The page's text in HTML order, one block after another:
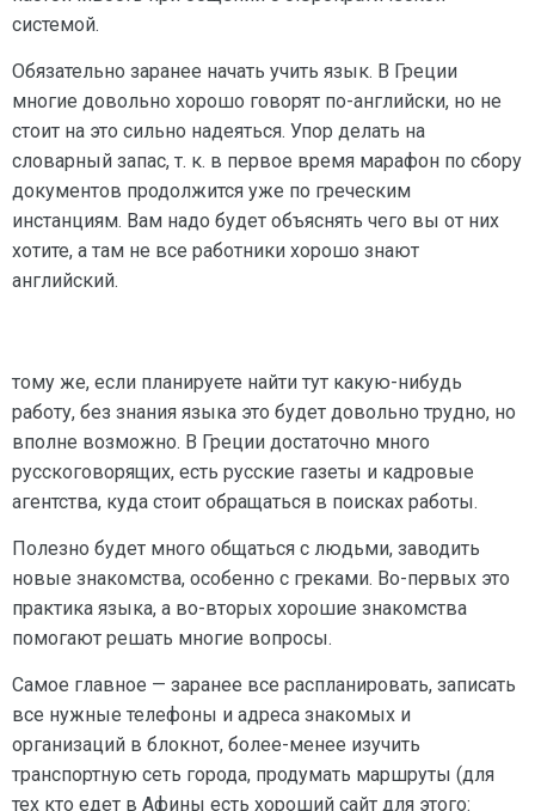
системой.
Обязательно заранее начать учить язык. В Греции
многие довольно хорошо говорят по-английски, но не
стоит на это сильно надеяться. Упор делать на
словарный запас, т. к. в первое время марафон по сбору
документов продолжится уже по греческим
инстанциям. Вам надо будет объяснять чего вы от них
хотите, а там не все работники хорошо знают
английский.
тому же, если планируете найти тут какую-нибудь
работу, без знания языка это будет довольно трудно, но
вполне возможно. В Греции достаточно много
русскоговорящих, есть русские газеты и кадровые
агентства, куда стоит обращаться в поисках работы.
Полезно будет много общаться с людьми, заводить
новые знакомства, особенно с греками. Во-первых это
практика языка, а во-вторых хорошие знакомства
помогают решать многие вопросы.
Самое главное — заранее все распланировать, записать
все нужные телефоны и адреса знакомых и
организаций в блокнот, более-менее изучить
транспортную сеть города, продумать маршруты (для
тех кто едет в Афины есть хороший сайт для этого: